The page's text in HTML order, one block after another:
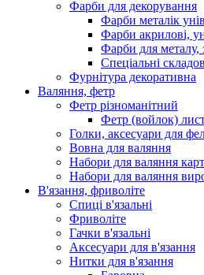
Фарби для декорування
Фарби металік
Фарби акрилові,
Фарби для металу,
Спеціальні
Фурнітура декоративна
Валяння, фетр
Фетр різноманітний
Фетр (войлок)
Голки, аксесуари для
Вовна для валяння
Набори для валяння
Набори для валяння
В'язання, фриволіте
Спиці в'язальні
Фриволіте
Гачки в'язальні
Аксесуари для в'язання
Нитки для в'язання